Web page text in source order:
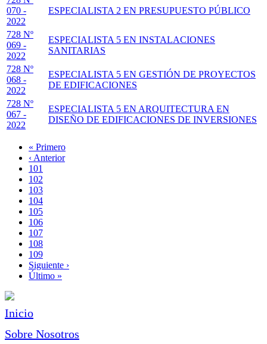
070 -
2022
ESPECIALISTA 2 EN PRESUPUESTO PÚBLICO
728 Nº
069 -
2022
ESPECIALISTA 5 EN INSTALACIONES
SANITARIAS
728 Nº
068 -
2022
ESPECIALISTA 5 EN GESTIÓN DE PROYECTOS
DE EDIFICACIONES
728 Nº
067 -
2022
ESPECIALISTA 5 EN ARQUITECTURA EN
DISEÑO DE EDIFICACIONES DE INVERSIONES
Paginación
Primera
página
« Primero
Página
anterior
‹ Anterior
Page
101
Page
102
Page
103
Page
104
Página
actual
105
Page
106
Page
107
Page
108
Page
109
Siguiente
página
Siguiente ›
Última
Último »
Inicio
Sobre Nosotros